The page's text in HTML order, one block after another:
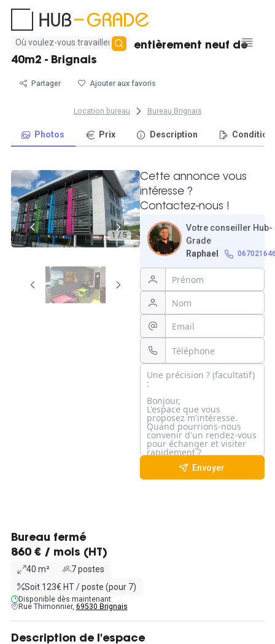
Aucun
résultat
Location d'un bureau entièrement neuf de
40m2 - Brignais
Partager Ajouter aux favoris
Location bureau Bureau Brignais
Photos Prix Description
1 / 5
Cette annonce vous
intéresse ?
Contactez-nous !
Votre conseiller Hub-
Grade
Raphael
Envoyer
Bureau fermé
860 € / mois (HT)
40 m²
7 postes
Soit 123€ HT / poste (pour 7)
Disponible dès maintenant
Rue Thimonnier, 69530 Brignais
Description de l'espace